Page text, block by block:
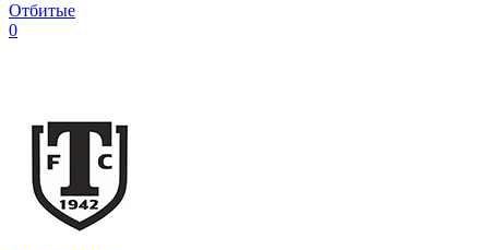
Отбитые
0